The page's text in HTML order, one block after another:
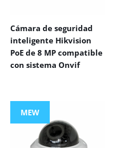
Cámara de seguridad
inteligente Hikvision
PoE de 8 MP compatible
con sistema Onvif
MEW